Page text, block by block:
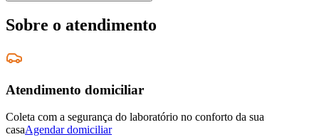
Sobre o atendimento
Atendimento domiciliar
Coleta com a segurança do laboratório no conforto da sua
casaAgendar domiciliar